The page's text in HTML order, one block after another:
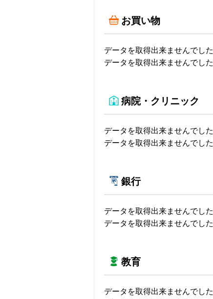
お買い物
データを取得出来ませんでした
データを取得出来ませんでした
病院・クリニック
データを取得出来ませんでした
データを取得出来ませんでした
銀行
データを取得出来ませんでした
データを取得出来ませんでした
教育
データを取得出来ませんでした